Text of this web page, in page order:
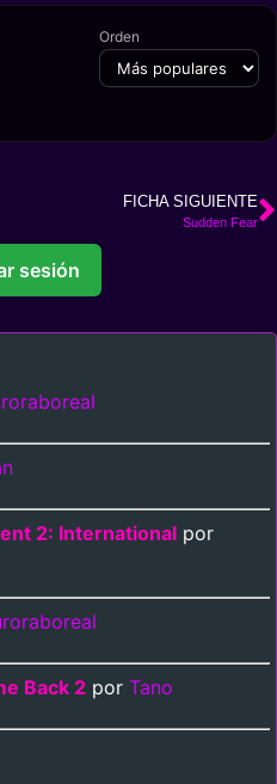
Orden
FICHA SIGUIENTE
Sudden Fear
sesión
2: International por
Back 2 por Tano